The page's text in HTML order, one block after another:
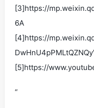
[3]https://
6A
[4]https://
[5]https://
“